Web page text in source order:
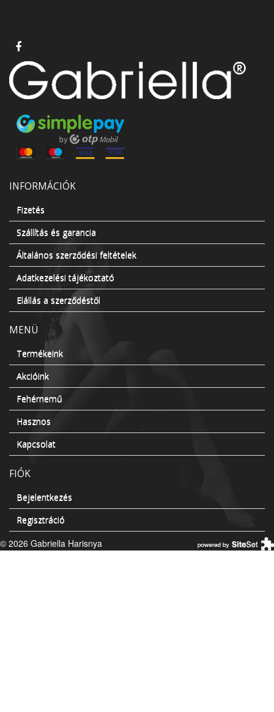
INFORMÁCIÓK
Fizetés
Szállítás és garancia
Általános szerződési feltételek
Adatkezelési tájékoztató
Elállás a szerződéstől
MENÜ
Termékeink
Akcióink
Fehérnemű
Hasznos
Kapcsolat
FIÓK
Bejelentkezés
Regisztráció
© 2026 Gabriella Harisnya